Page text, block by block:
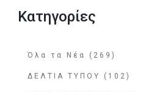
Κατηγορίες
Όλα τα Νέα (269)
ΔΕΛΤΙΑ ΤΥΠΟΥ (102)